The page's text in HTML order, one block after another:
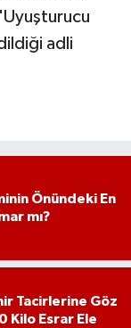
adli
Önündeki En
mı?
Tacirlerine Göz
Kilo Esrar Ele